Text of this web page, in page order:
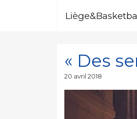
« Des
Publié
20 avril 2018